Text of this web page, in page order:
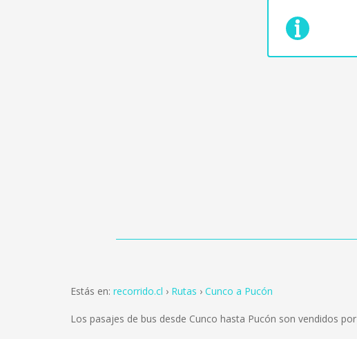
Estás en: recorrido.cl Rutas Cunco a Pucón
Los pasajes de bus desde Cunco hasta Pucón son vendidos por